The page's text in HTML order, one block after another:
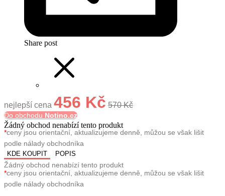
Share post
nejlepší cena 456 Kč 570 Kč
Do obchodu Notino.cz
Žádný obchod nenabízí tento produkt
*ceny jsou orientační, aktualizujeme denně, můžou se však lišit
podle nálady obchodníka
KDE KOUPIT POPIS
Žádný obchod nenabízí tento produkt
*ceny jsou orientační, aktualizujeme denně, můžou se však lišit
podle nálady obchodníka